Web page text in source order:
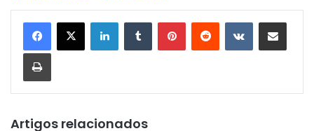
LinkedinTumblr PinterestReddit VK Compartilhar via e-mail
Imprimir
Artigos relacionados